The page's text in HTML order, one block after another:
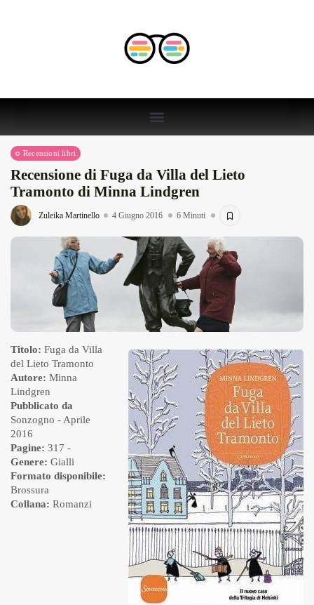
Recensioni libri
Recensione di Fuga da Villa del Lieto
Tramonto di Minna Lindgren
Zuleika Martinello 4 Giugno 2016 6 Minuti
Titolo: Fuga da Villa
del Lieto Tramonto
Autore: Minna
Lindgren
Pubblicato da
Sonzogno - Aprile
2016
Pagine: 317 -
Genere: Gialli
Formato disponibile:
Brossura
Collana: Romanzi